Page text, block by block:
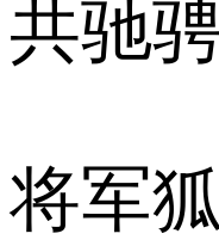
共驰
将军